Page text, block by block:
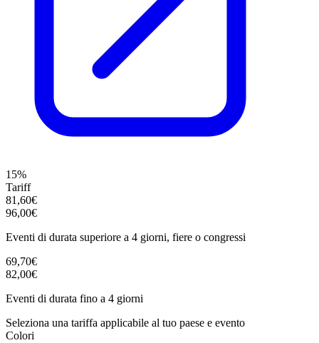
15%
Tariff
81,60€
96,00€
Eventi di durata superiore a 4 giorni, fiere o congressi
69,70€
82,00€
Eventi di durata fino a 4 giorni
Seleziona una tariffa applicabile al tuo paese e evento
Colori